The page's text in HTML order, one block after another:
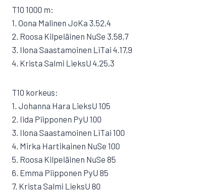
T10 1000 m:
1. Oona Malinen JoKa 3.52,4
2. Roosa Kilpeläinen NuSe 3.58,7
3. Ilona Saastamoinen LiTai 4.17,9
4. Krista Salmi LieksU 4.25,3
T10 korkeus:
1. Johanna Hara LieksU 105
2. Iida Piipponen PyU 100
3. Ilona Saastamoinen LiTai 100
4. Mirka Hartikainen NuSe 100
5. Roosa Kilpeläinen NuSe 85
6. Emma Piipponen PyU 85
7. Krista Salmi LieksU 80